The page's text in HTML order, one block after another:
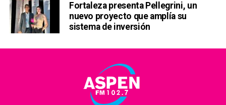
Fortaleza presenta Pellegrini, un
nuevo proyecto que amplía su
sistema de inversión